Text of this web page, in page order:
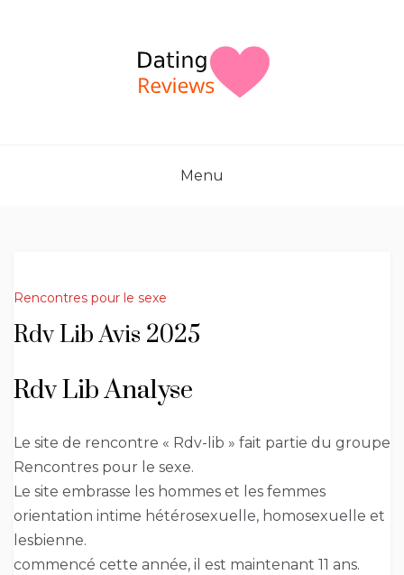
Menu
Rencontres pour le sexe
Rdv Lib Avis 2025
Rdv Lib Analyse
Le site de rencontre « Rdv-lib » fait partie du groupe
Rencontres pour le sexe.
Le site embrasse les hommes et les femmes
orientation intime hétérosexuelle, homosexuelle et
lesbienne.
commencé cette année, il est maintenant 11 ans.